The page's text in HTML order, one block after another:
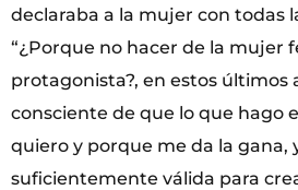
declaraba a la mujer con todas
“¿Porque no hacer de la mujer
protagonista?, en estos últimos
consciente de que lo que hago
quiero y porque me da la gana,
suficientemente válida para